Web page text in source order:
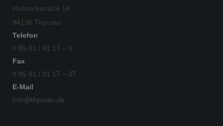
Hofmarkstraße 18
94136 Thyrnau
Telefon
0 85 01 / 91 17 – 0
Fax
0 85 01 / 91 17 – 37
E-Mail
info@thyrnau.de